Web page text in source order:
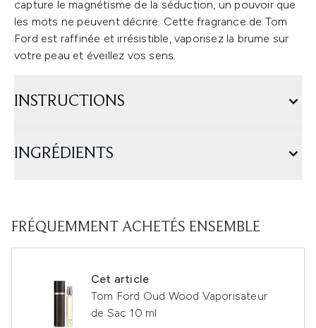
capture le magnétisme de la séduction, un pouvoir que
les mots ne peuvent décrire. Cette fragrance de Tom
Ford est raffinée et irrésistible, vaporisez la brume sur
votre peau et éveillez vos sens.
INSTRUCTIONS
INGRÉDIENTS
FRÉQUEMMENT ACHETÉS ENSEMBLE
Cet article
Tom Ford Oud Wood Vaporisateur
de Sac 10 ml